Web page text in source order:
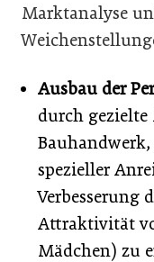
Marktanalyse
Ausbau der
durch
spezieller
Verbesserung
Attraktivität
Mädchen) zu